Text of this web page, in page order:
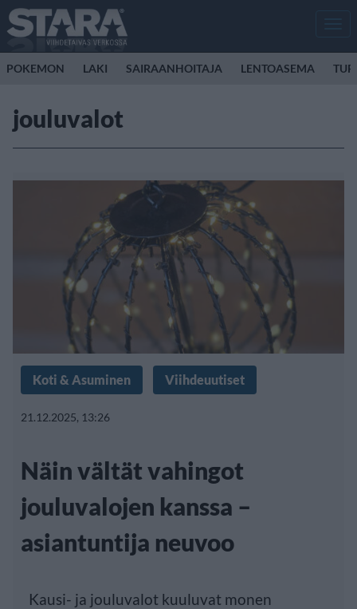
POKEMON LAKI SAIRAANHOITAJA LENTOASEMA
jouluvalot
Koti & Asuminen Viihdeuutiset
21.12.2025, 13:26
Näin vältät vahingot
jouluvalojen kanssa –
asiantuntija neuvoo
Kausi- ja jouluvalot kuuluvat monen